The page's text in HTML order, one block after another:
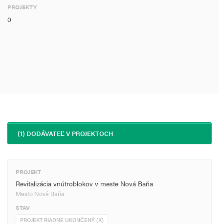
PROJEKTY
0
(1) DODÁVATEĽ V PROJEKTOCH
PROJEKT
Revitalizácia vnútroblokov v meste Nová Baňa
Mesto Nová Baňa
STAV
PROJEKT RIADNE UKONČENÝ (K)